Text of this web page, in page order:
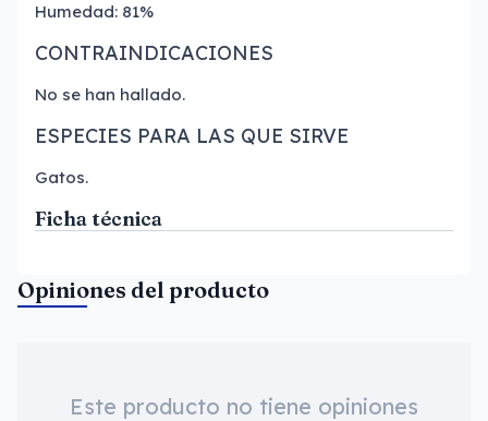
Humedad: 81%
CONTRAINDICACIONES
No se han hallado.
ESPECIES PARA LAS QUE SIRVE
Gatos.
Ficha técnica
Opiniones del producto
Este producto no tiene opiniones